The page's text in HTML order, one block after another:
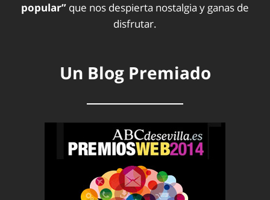
popular” que nos despierta nostalgia y ganas de
disfrutar.
Un Blog Premiado